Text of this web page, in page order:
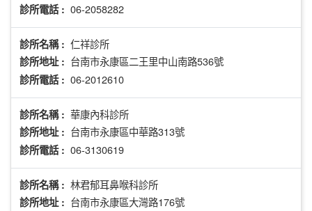
診所電話 : 06-2058282
診所名稱 : 仁祥診所
診所地址 : 台南市永康區二王里中山南路536號
診所電話 : 06-2012610
診所名稱 : 華康內科診所
診所地址 : 台南市永康區中華路313號
診所電話 : 06-3130619
診所名稱 : 林君郁耳鼻喉科診所
診所地址 : 台南市永康區大灣路176號